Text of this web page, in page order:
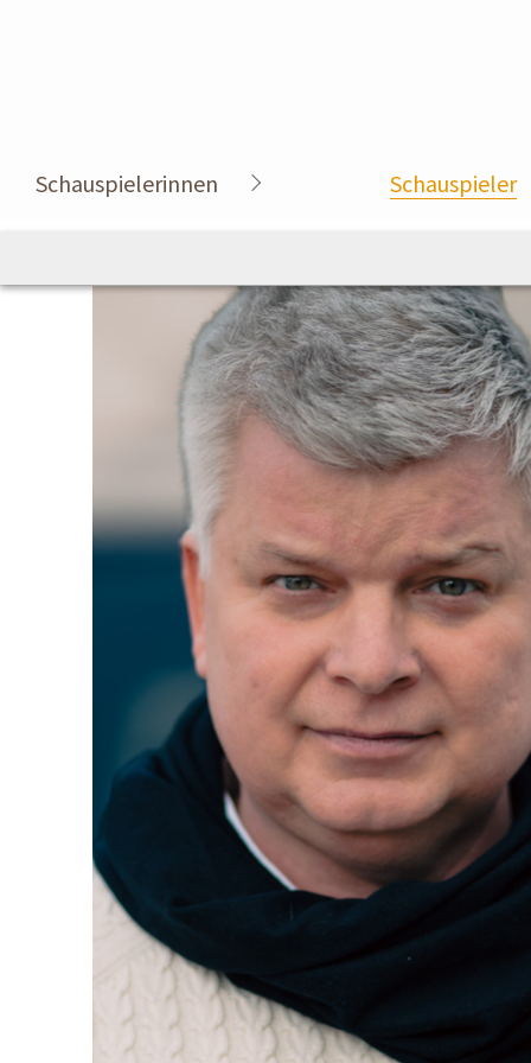
Schauspielerinnen Schauspieler